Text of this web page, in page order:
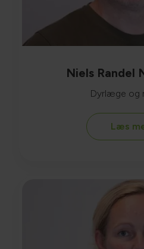
Niels Randel
Dyrlæge og
Læs